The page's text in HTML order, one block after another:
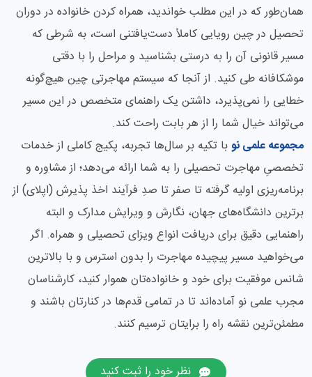
همان‌طور که در این مطلب خواندید، همراه کردن خانواده در دوران
تحصیل در چین رویایی کاملاً دست‌یافتنی است، به شرطی که
مسیر قانونی آن را به درستی بشناسید و مراحل را با دقتی
موشکافانه طی کنید. از آنجا که سیستم مهاجرتی چین هیچ‌گونه
خطایی را نمی‌پذیرد، داشتن یک راهنمای متخصص در این مسیر
می‌تواند خیال شما را از هر بابت راحت کند.
مجموعه علمی نوبا تکیه بر سال‌ها تجربه، پکیج کاملی از خدمات
تخصصیِ مهاجرت تحصیلی را به شما ارائه می‌دهد؛ از مشاوره و
برنامه‌ریزی اولیه گرفته تا صفر تا صدِ فرآیند اخذ پذیرش (اپلای) از
برترین دانشگاه‌های جهان، نگارش و ویرایش مدارک و البته
راهنمایی دقیق برای دریافت انواع ویزای تحصیلی و همراه. اگر
می‌خواهید مسیر پیچیده مهاجرت را بدون استرس و با بالاترین
شانس موفقیت برای خود و خانواده‌تان هموار کنید، کارشناسان
مجرب علمی نو آماده‌اند تا در تمامی قدم‌ها در کنارتان باشند و
مطمئن‌ترین نقشه راه را برایتان ترسیم کنند.
نظر خود را ثبت کنید